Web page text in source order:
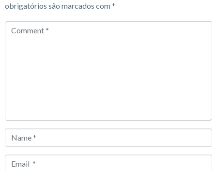
obrigatórios são marcados com*
Comment
Name
Email